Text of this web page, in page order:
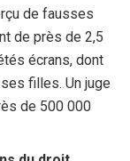
de fausses
de près de 2,5
écrans, dont
filles. Un juge
de 500 000